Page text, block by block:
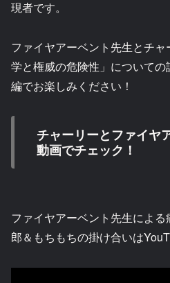
現者です。
ファイヤアーベント先生とチ
学と権威の危険性」について
編でお楽しみください！
チャーリーとファイヤ
動画でチェック！
ファイヤアーベント先生によ
郎＆もちもちの掛け合いは